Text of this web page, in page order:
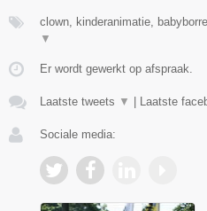
clown, kinderanimatie,
▼
Er wordt gewerkt op afspraak.
Laatste tweets ▼ Laatste
Sociale media: